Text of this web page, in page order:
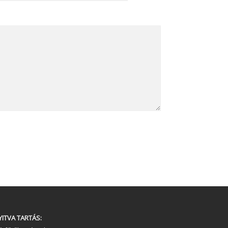
TARTÁS: